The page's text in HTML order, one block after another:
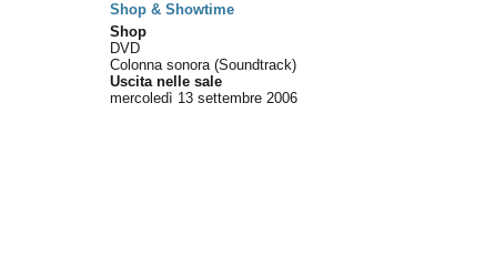
Shop & Showtime
Shop
DVD
Colonna sonora (Soundtrack)
Uscita nelle sale
mercoledì 13 settembre 2006